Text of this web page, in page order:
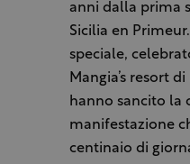
anni dalla prima
Sicilia en
speciale,
Mangia’s resort
hanno sancito la
manifestazione
centinaio di